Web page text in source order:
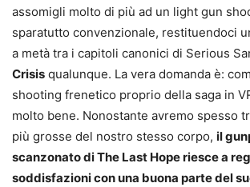
assomigli molto di più ad un light gun
sparatutto convenzionale, restituendoci
a metà tra i capitoli canonici di Serious
Crisis qualunque. La vera domanda è:
shooting frenetico proprio della saga in
molto bene. Nonostante avremo spesso
più grosse del nostro stesso corpo, il
scanzonato di The Last Hope riesce a
soddisfazioni con una buona parte del